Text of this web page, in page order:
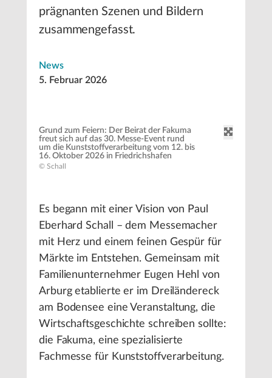
prägnanten Szenen und Bildern
zusammengefasst.
News
5. Februar 2026
Grund zum Feiern: Der Beirat der Fakuma
freut sich auf das 30. Messe-Event rund
um die Kunststoffverarbeitung vom 12. bis
16. Oktober 2026 in Friedrichshafen
© Schall
Es begann mit einer Vision von Paul
Eberhard Schall – dem Messemacher
mit Herz und einem feinen Gespür für
Märkte im Entstehen. Gemeinsam mit
Familienunternehmer Eugen Hehl von
Arburg etablierte er im Dreiländereck
am Bodensee eine Veranstaltung, die
Wirtschaftsgeschichte schreiben sollte:
die Fakuma, eine spezialisierte
Fachmesse für Kunststoffverarbeitung.